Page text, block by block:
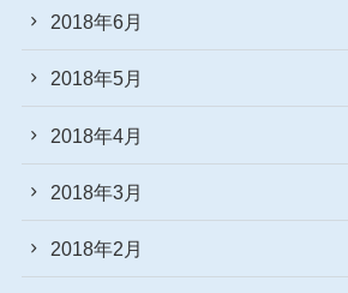
2018年6月
2018年5月
2018年4月
2018年3月
2018年2月